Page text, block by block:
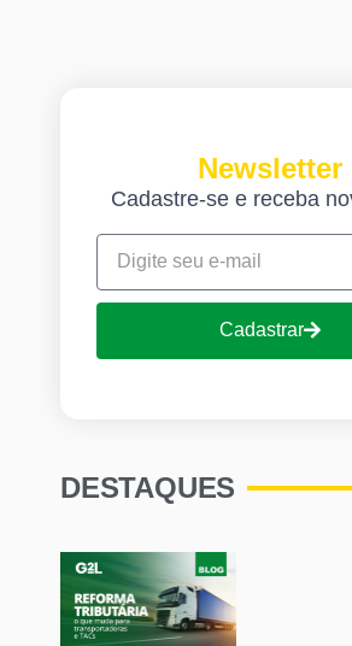
Newsletter
Cadastre-se e receba
Cadastrar
DESTAQUES